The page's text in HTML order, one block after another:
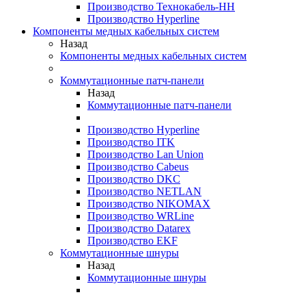
Производство Технокабель-НН
Производство Hyperline
Компоненты медных кабельных систем
Назад
Компоненты медных кабельных систем
Коммутационные патч-панели
Назад
Коммутационные патч-панели
Производство Hyperline
Производство ITK
Производство Lan Union
Производство Cabeus
Производство DKC
Производство NETLAN
Производство NIKOMAX
Производство WRLine
Производство Datarex
Производство EKF
Коммутационные шнуры
Назад
Коммутационные шнуры